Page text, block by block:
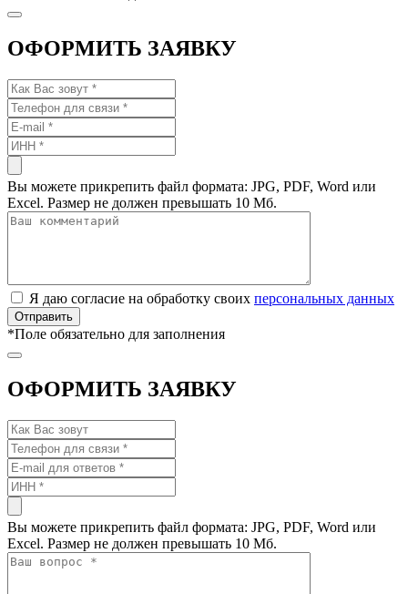
ОФОРМИТЬ ЗАЯВКУ
Вы можете прикрепить файл формата: JPG, PDF, Word или
Excel. Размер не должен превышать 10 Мб.
Я даю согласие на обработку своих персональных данных
*Поле обязательно для заполнения
ОФОРМИТЬ ЗАЯВКУ
Вы можете прикрепить файл формата: JPG, PDF, Word или
Excel. Размер не должен превышать 10 Мб.